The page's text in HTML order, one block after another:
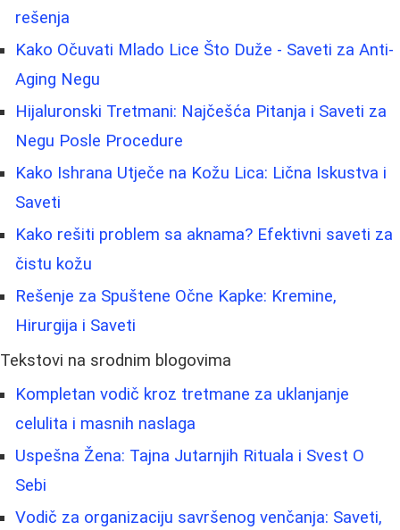
rešenja
Kako Očuvati Mlado Lice Što Duže - Saveti za Anti-
Aging Negu
Hijaluronski Tretmani: Najčešća Pitanja i Saveti za
Negu Posle Procedure
Kako Ishrana Utječe na Kožu Lica: Lična Iskustva i
Saveti
Kako rešiti problem sa aknama? Efektivni saveti za
čistu kožu
Rešenje za Spuštene Očne Kapke: Kremine,
Hirurgija i Saveti
Tekstovi na srodnim blogovima
Kompletan vodič kroz tretmane za uklanjanje
celulita i masnih naslaga
Uspešna Žena: Tajna Jutarnjih Rituala i Svest O
Sebi
Vodič za organizaciju savršenog venčanja: Saveti,